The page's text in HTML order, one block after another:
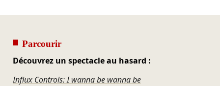
Parcourir
Découvrez un spectacle au hasard :
Influx Controls: I wanna be wanna be